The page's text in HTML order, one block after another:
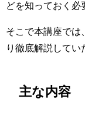
どを知っておく必
そこで本講座では
り徹底解説してい
主な内容